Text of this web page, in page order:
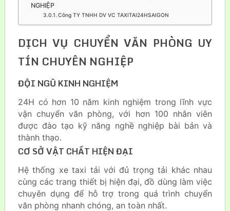
NGHIỆP
Công TY TNHH DV VC TAXITAI24HSAIGON
DỊCH VỤ CHUYỂN VĂN PHÒNG UY
TÍN CHUYÊN NGHIỆP
ĐỘI NGŨ KINH NGHIỆM
24H có hơn 10 năm kinh nghiệm trong lĩnh vực
vận chuyển văn phòng, với hơn 100 nhân viên
được đào tạo kỹ năng nghề nghiệp bài bản và
thành thạo.
CƠ SỞ VẬT CHẤT HIỆN ĐẠI
Hệ thống xe taxi tải với đủ trọng tải khác nhau
cùng các trang thiết bị hiện đại, đồ dùng làm việc
chuyên dụng để hỗ trợ trong quá trình chuyển
văn phòng nhanh chóng, an toàn nhất.